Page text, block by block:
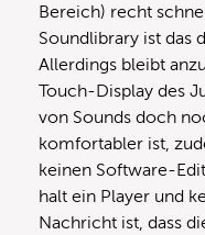
Bereich) recht
Soundlibrary ist das
Allerdings bleibt
Touch-Display des
von Sounds doch
komfortabler ist,
keinen Software-
halt ein Player und
Nachricht ist, dass